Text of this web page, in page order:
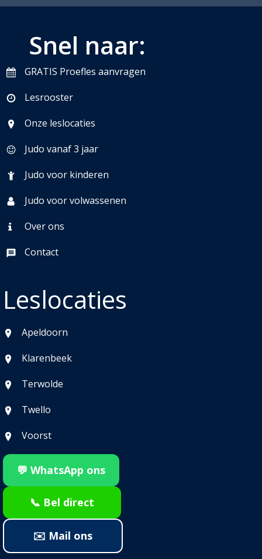
Snel naar:
GRATIS Proefles aanvragen
Lesrooster
Onze leslocaties
Judo vanaf 3 jaar
Judo voor kinderen
Judo voor volwassenen
Over ons
Contact
Leslocaties
Apeldoorn
Klarenbeek
Terwolde
Twello
Voorst
💬 WhatsApp ons
📞 Bel direct
✉️ Mail ons